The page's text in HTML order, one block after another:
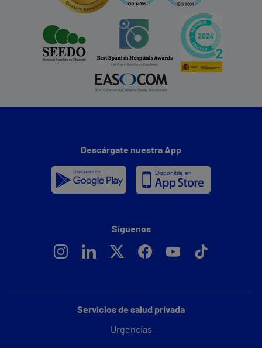
Servicios de salud privada
Urgencias
Descárgate nuestra App
Síguenos